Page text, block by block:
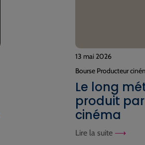
13 mai 2026
Bourse Producteur
Le long
produit
cinéma
Lire la suite